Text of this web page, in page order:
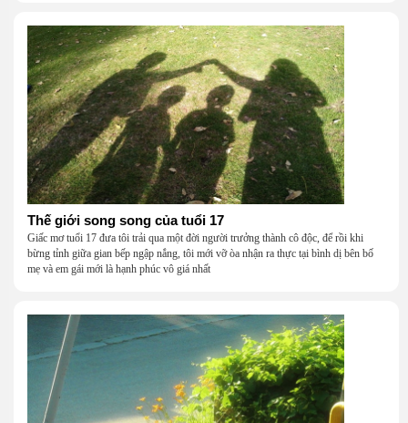
Thế giới song song của tuổi 17
Giấc mơ tuổi 17 đưa tôi trải qua một đời người trưởng thành cô độc, để rồi khi
bừng tỉnh giữa gian bếp ngập nắng, tôi mới vỡ òa nhận ra thực tại bình dị bên bố
mẹ và em gái mới là hạnh phúc vô giá nhất